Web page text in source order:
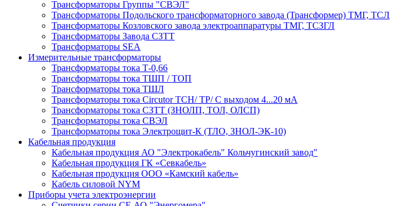
Трансформаторы Группы "СВЭЛ"
Трансформаторы Подольского трансформаторного завода (Трансформер) ТМГ, ТСЛ
Трансформаторы Козловского завода электроаппаратуры ТМГ, ТСЗГЛ
Трансформаторы Завода СЗТТ
Трансформаторы SEA
Измерительные трансформаторы
Трансформаторы тока Т-0,66
Трансформаторы тока ТШП / ТОП
Трансформаторы тока ТШЛ
Трансформаторы тока Circutor TCH/ TP/ С выходом 4...20 мА
Трансформаторы тока СЗТТ (ЗНОЛП, ТОЛ, ОЛСП)
Трансформаторы тока СВЭЛ
Трансформаторы тока Электрощит-К (ТЛО, ЗНОЛ-ЭК-10)
Кабельная продукция
Кабельная продукция АО "Электрокабель" Кольчугинский завод"
Кабельная продукция ГК «Севкабель»
Кабельная продукция ООО «Камский кабель»
Кабель силовой NYM
Приборы учета электроэнергии